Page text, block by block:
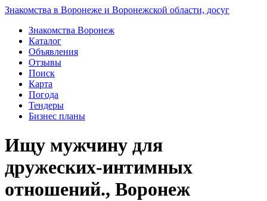
Знакомства в Воронеже и Воронежской области, досуг
Знакомства Воронеж
Каталог
Объявления
Отзывы
Поиск
Карта
Погода
Тендеры
Бизнес планы
Ищу мужчину для
дружеских-интимных
отношений., Воронеж